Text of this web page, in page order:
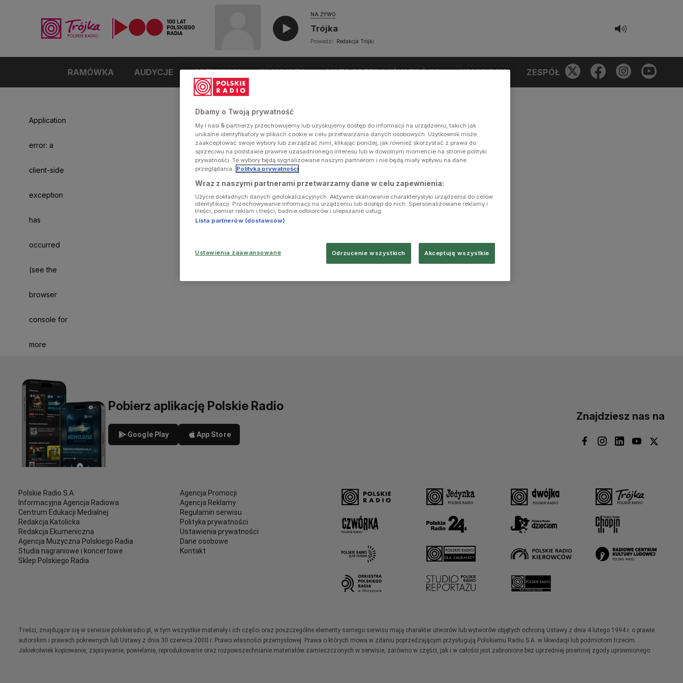
NA ŻYWO
Trójka
Prowadzi: Redakcja Trójki
RAMÓWKA AUDYCJE ARTYKUŁY PLAYLISTA LISTA PRZEBOJÓW TRÓJKI KONKURSY ZESPÓŁ
Application
error: a
client-side
exception
has
occurred
(see the
browser
console for
more
Pobierz aplikację Polskie Radio
Google Play App Store
Znajdziesz nas na
Polskie Radio S.A.
Informacyjna Agencja Radiowa
Centrum Edukacji Medialnej
Redakcja Katolicka
Redakcja Ekumeniczna
Agencja Muzyczna Polskiego Radia
Studia nagraniowe i koncertowe
Sklep Polskiego Radia
Agencja Promocji
Agencja Reklamy
Regulamin serwisu
Polityka prywatności
Ustawienia prywatności
Dane osobowe
Kontakt
Treści, znajdujące się w serwisie polskieradio.pl, w tym wszystkie materiały i ich części oraz poszczególne elementy samego serwisu mają charakter utworów lub wytworów objętych ochroną Ustawy z dnia 4 lutego 1994 r. o prawie
autorskim i prawach pokrewnych lub Ustawy z dnia 30 czerwca 2000 r. Prawo własności przemysłowej. Prawa o których mowa w zdaniu poprzedzającym przysługują Polskiemu Radiu S.A. w likwidacji lub podmiotom trzecim.
Jakiekolwiek kopiowanie, zapisywanie, powielanie, reprodukowanie oraz rozpowszechnianie materiałów zamieszczonych w serwisie, zarówno w części, jak i w całości jest zabronione bez uprzedniej pisemnej zgody uprawnionego.
Dbamy o Twoją prywatność
My i nasi 5 partnerzy przechowujemy lub uzyskujemy dostęp do informacji na urządzeniu, takich jak
unikalne identyfikatory w plikach cookie w celu przetwarzania danych osobowych. Użytkownik może
zaakceptować swoje wybory lub zarządzać nimi, klikając poniżej, jak również skorzystać z prawa do
sprzeciwu na podstawie prawnie uzasadnionego interesu lub w dowolnym momencie na stronie polityki
prywatności. Te wybory będą sygnalizowane naszym partnerom i nie będą miały wpływu na dane
przeglądania. Polityka prywatności
Wraz z naszymi partnerami przetwarzamy dane w celu zapewnienia:
Użycie dokładnych danych geolokalizacyjnych. Aktywne skanowanie charakterystyki urządzenia do celów
identyfikacji. Przechowywanie informacji na urządzeniu lub dostęp do nich. Spersonalizowane reklamy i
treści, pomiar reklam i treści, badnie odbiorców i ulepszanie usług.
Lista partnerów (dostawców)
Ustawienia zaawansowane Odrzucenie wszystkich Akceptuję wszystkie